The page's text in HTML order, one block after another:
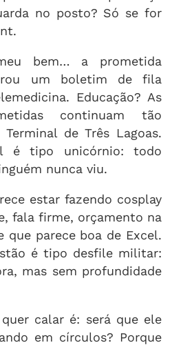
no posto? Só se for
bem… a prometida
um boletim de fila
Educação? As
continuam tão
de Três Lagoas.
é tipo unicórnio: todo
nunca viu.
estar fazendo cosplay
fala firme, orçamento na
parece boa de Excel.
é tipo desfile militar:
mas sem profundidade
calar é: será que ele
em círculos? Porque